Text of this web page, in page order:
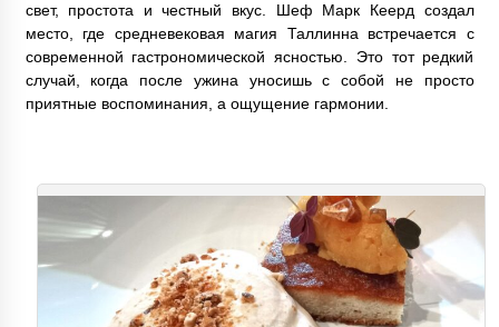
свет, простота и честный вкус. Шеф Марк Кеерд создал
место, где средневековая магия Таллинна встречается с
современной гастрономической ясностью. Это тот редкий
случай, когда после ужина уносишь с собой не просто
приятные воспоминания, а ощущение гармонии.